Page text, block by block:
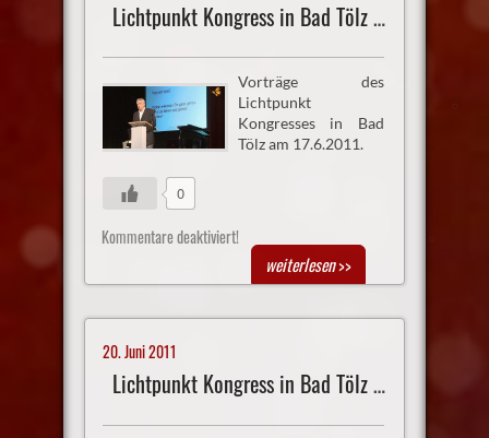
Lichtpunkt Kongress in Bad Tölz Vortrag 1
Vorträge des
Lichtpunkt
Kongresses in Bad
Tölz am 17.6.2011.
0
Kommentare deaktiviert!
weiterlesen>>
20. Juni 2011
Lichtpunkt Kongress in Bad Tölz Vortrag 2